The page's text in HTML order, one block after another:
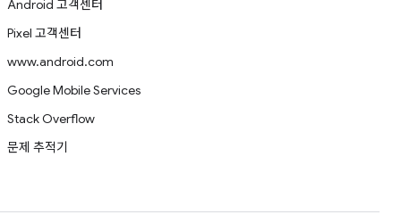
Android 고객센터
Pixel 고객센터
www.android.com
Google Mobile Services
Stack Overflow
문제 추적기